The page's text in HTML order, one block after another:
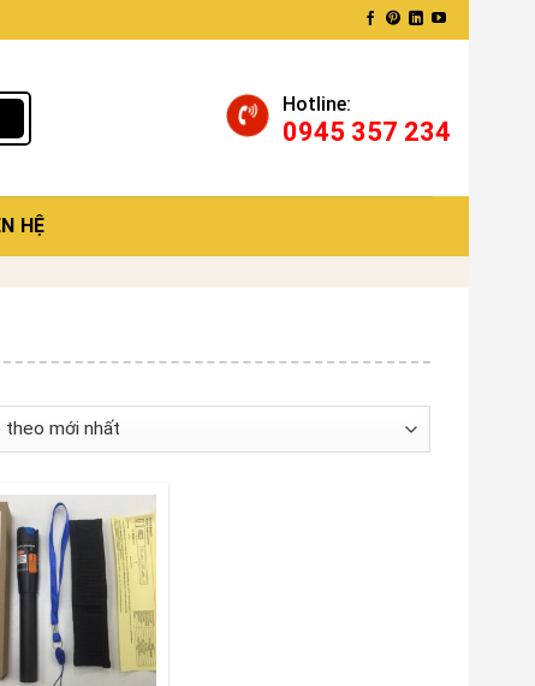
Hotline:
0945 357 234
HỆ